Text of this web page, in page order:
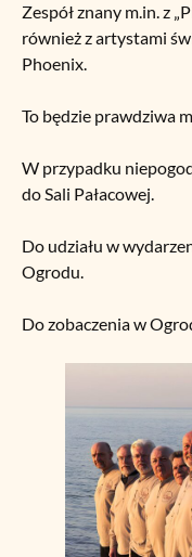
Zespół znany m.in. z
również z artystami
Phoenix.
To będzie prawdziwa
W przypadku
do Sali Pałacowej.
Do udziału w
Ogrodu.
Do zobaczenia w